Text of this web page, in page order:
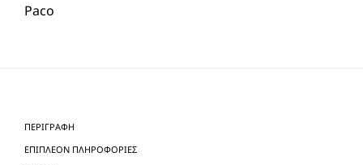
Paco
ΠΕΡΙΓΡΑΦΉ
ΕΠΙΠΛΈΟΝ ΠΛΗΡΟΦΟΡΊΕΣ